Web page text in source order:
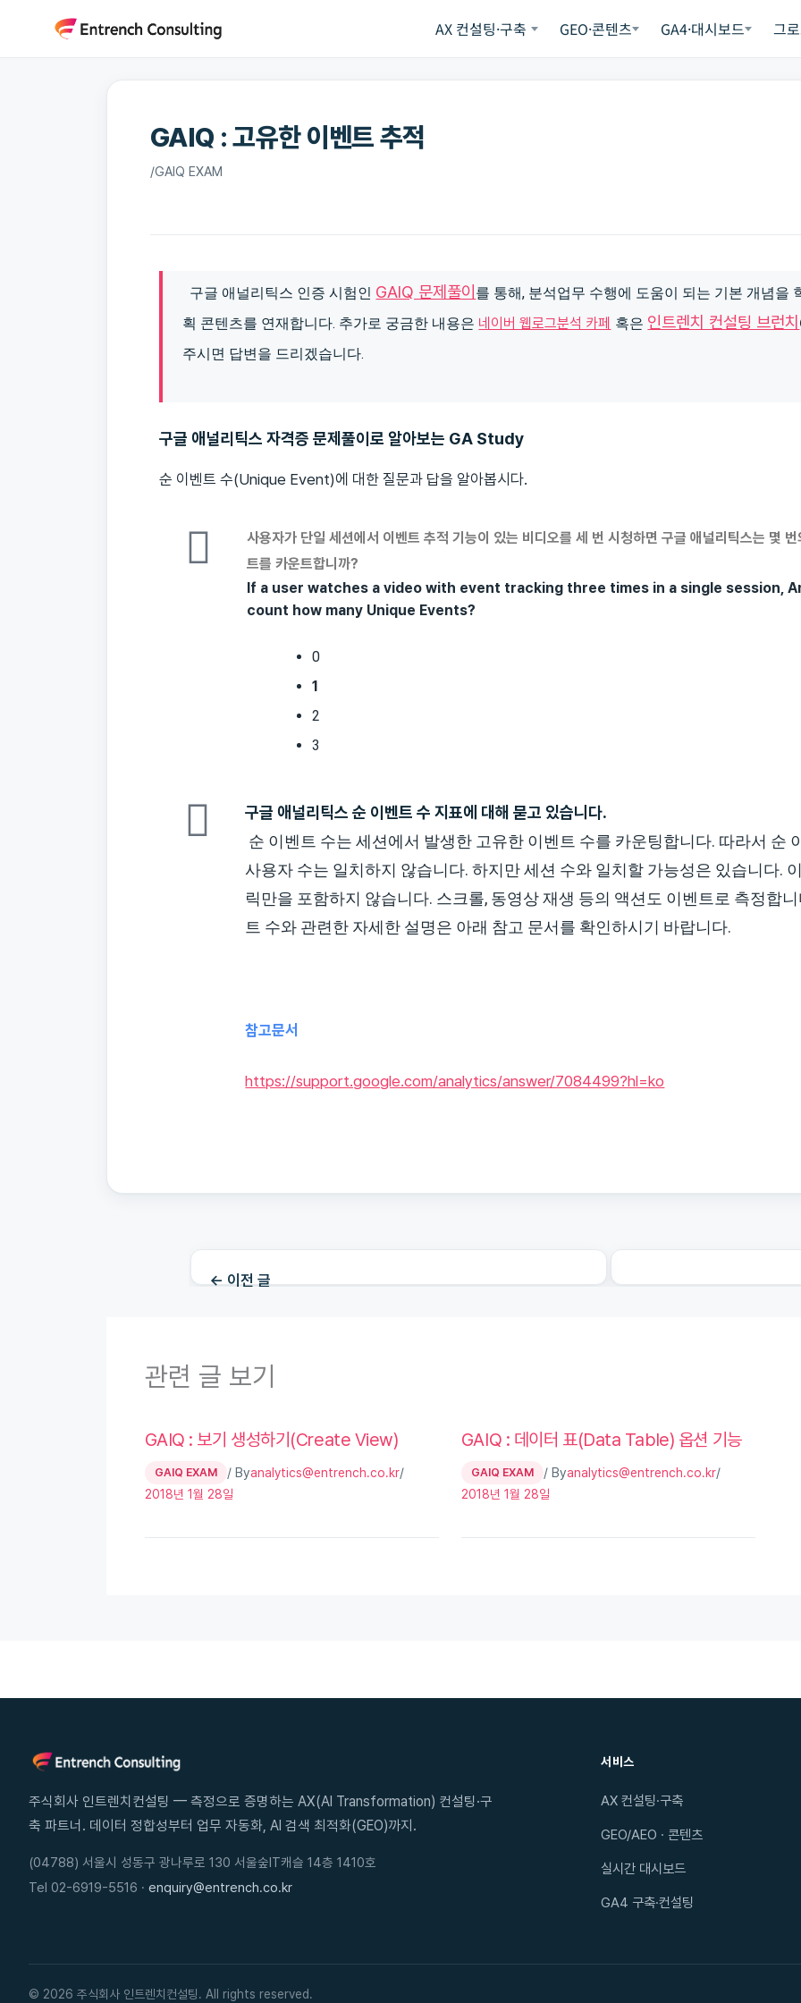
AX 컨설팅·구축 GEO·콘텐츠 GA4·대시보드 그
츠
GAIQ : 고유한 이벤트 추적
/GAIQ EXAM
구글 애널리틱스 인증 시험인 GAIQ 문제풀이 를 통해, 분석업무 수행에 도움이 되는 기본 개념을
획 콘텐츠를 연재합니다. 추가로 궁금한 내용은 네이버 웹로그분석 카페 혹은 인트렌치 컨설팅 브런치
주시면 답변을 드리겠습니다.
구글 애널리틱스 자격증 문제풀이로 알아보는 GA Study
순 이벤트 수(Unique Event)에 대한 질문과 답을 알아봅시다.
사용자가 단일 세션에서 이벤트 추적 기능이 있는 비디오를 세 번 시청하면 구글 애널리틱스는 몇
트를 카운트합니까?
If a user watches a video with event tracking three times in a single session,
count how many Unique Events?
0
1
2
3
구글 애널리틱스 순 이벤트 수 지표에 대해 묻고 있습니다.
순 이벤트 수는 세션에서 발생한 고유한 이벤트 수를 카운팅합니다. 따라서 순
사용자 수는 일치하지 않습니다. 하지만 세션 수와 일치할 가능성은 있습니다.
릭만을 포함하지 않습니다. 스크롤, 동영상 재생 등의 액션도 이벤트로 측정합니
트 수와 관련한 자세한 설명은 아래 참고 문서를 확인하시기 바랍니다.
참고문서
https://support.google.com/analytics/answer/7084499?hl=ko
←이전 글
관련 글 보기
GAIQ : 보기 생성하기(Create View)
GAIQ EXAM / Byanalytics@entrench.co.kr/
2018년 1월 28일
GAIQ : 데이터 표(Data Table) 옵션 기능
GAIQ EXAM / Byanalytics@entrench.co.kr/
2018년 1월 28일
주식회사 인트렌치컨설팅 — 측정으로 증명하는 AX(AI Transformation) 컨설팅·구
축 파트너. 데이터 정합성부터 업무 자동화, AI 검색 최적화(GEO)까지.
(04788) 서울시 성동구 광나루로 130 서울숲IT캐슬 14층 1410호
Tel 02-6919-5516 · enquiry@entrench.co.kr
서비스
AX 컨설팅·구축
GEO/AEO · 콘텐츠
실시간 대시보드
GA4 구축·컨설팅
© 2026 주식회사 인트렌치컨설팅. All rights reserved.